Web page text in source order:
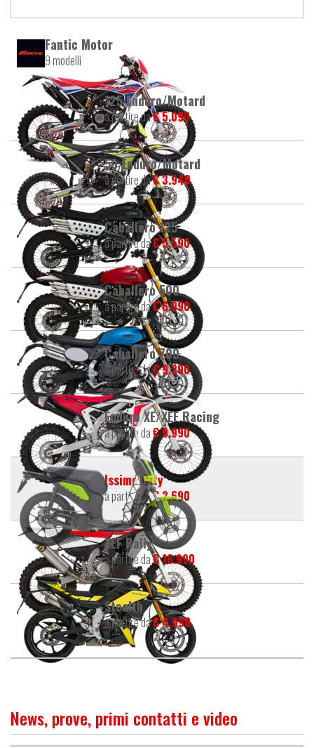
Fantic Motor
9 modelli
125 Enduro/Motard
a partire da€ 5.090
50 Enduro/Motard
a partire da€ 3.940
Caballero 125
a partire da€ 5.590
Caballero 500
a partire da€ 6.990
Caballero 700
a partire da€ 9.290
Enduro XE/XEF Racing
a partire da€ 9.990
Issimo City
a partire da€ 2.690
XEF Rally
a partire da€ 16.990
Stealth
a partire da€ 4.990
News, prove, primi contatti e video